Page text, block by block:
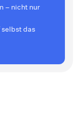
– nicht nur
selbst das